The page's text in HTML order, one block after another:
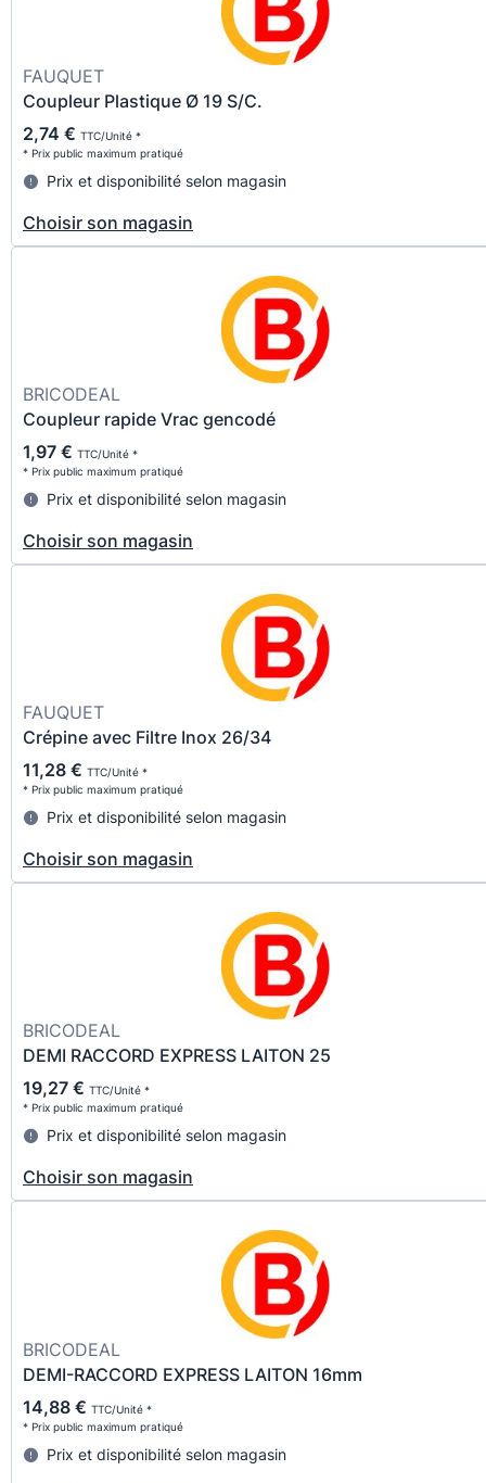
FAUQUET
Coupleur Plastique Ø 19 S/C.
2,74 € TTC/Unité *
* Prix public maximum pratiqué
Prix et disponibilité selon magasin
Choisir son magasin
BRICODEAL
Coupleur rapide Vrac gencodé
1,97 € TTC/Unité *
* Prix public maximum pratiqué
Prix et disponibilité selon magasin
Choisir son magasin
FAUQUET
Crépine avec Filtre Inox 26/34
11,28 € TTC/Unité *
* Prix public maximum pratiqué
Prix et disponibilité selon magasin
Choisir son magasin
BRICODEAL
DEMI RACCORD EXPRESS LAITON 25
19,27 € TTC/Unité *
* Prix public maximum pratiqué
Prix et disponibilité selon magasin
Choisir son magasin
BRICODEAL
DEMI-RACCORD EXPRESS LAITON 16mm
14,88 € TTC/Unité *
* Prix public maximum pratiqué
Prix et disponibilité selon magasin